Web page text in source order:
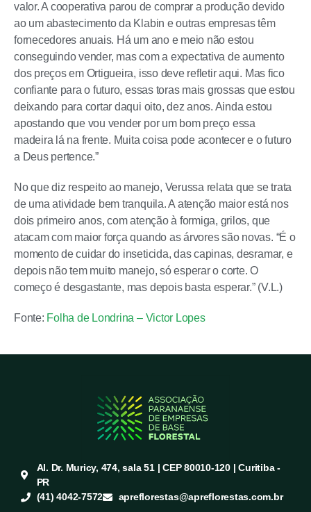
valor. A cooperativa parou de comprar a produção devido
ao um abastecimento da Klabin e outras empresas têm
fornecedores anuais. Há um ano e meio não estou
conseguindo vender, mas com a expectativa de aumento
dos preços em Ortigueira, isso deve refletir aqui. Mas fico
confiante para o futuro, essas toras mais grossas que estou
deixando para cortar daqui oito, dez anos. Ainda estou
apostando que vou vender por um bom preço essa
madeira lá na frente. Muita coisa pode acontecer e o futuro
a Deus pertence.”
No que diz respeito ao manejo, Verussa relata que se trata
de uma atividade bem tranquila. A atenção maior está nos
dois primeiro anos, com atenção à formiga, grilos, que
atacam com maior força quando as árvores são novas. “É o
momento de cuidar do inseticida, das capinas, desramar, e
depois não tem muito manejo, só esperar o corte. O
começo é desgastante, mas depois basta esperar.” (V.L.)
Fonte: Folha de Londrina – Victor Lopes
Al. Dr. Muricy, 474, sala 51 | CEP 80010-120 | Curitiba -
PR
(41) 4042-7572
apreflorestas@apreflorestas.com.br